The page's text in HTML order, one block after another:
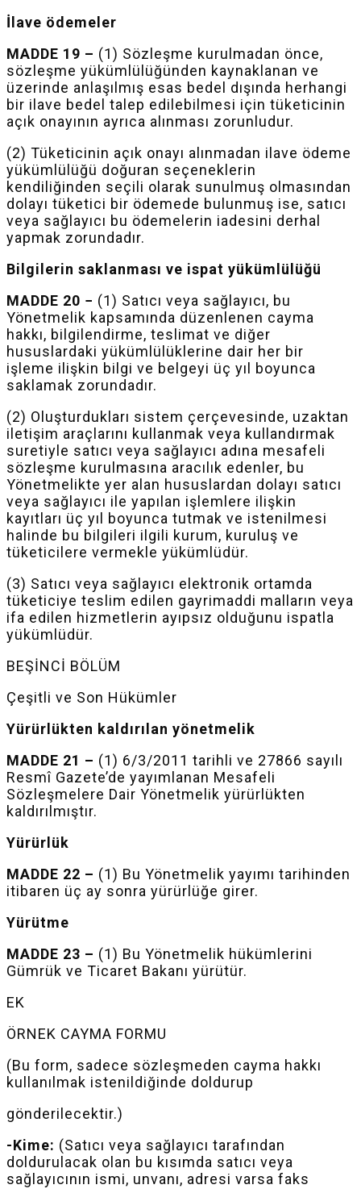
İlave ödemeler
MADDE 19 – (1) Sözleşme kurulmadan önce,
sözleşme yükümlülüğünden kaynaklanan ve
üzerinde anlaşılmış esas bedel dışında herhangi
bir ilave bedel talep edilebilmesi için tüketicinin
açık onayının ayrıca alınması zorunludur.
(2) Tüketicinin açık onayı alınmadan ilave ödeme
yükümlülüğü doğuran seçeneklerin
kendiliğinden seçili olarak sunulmuş olmasından
dolayı tüketici bir ödemede bulunmuş ise, satıcı
veya sağlayıcı bu ödemelerin iadesini derhal
yapmak zorundadır.
Bilgilerin saklanması ve ispat yükümlülüğü
MADDE 20 − (1) Satıcı veya sağlayıcı, bu
Yönetmelik kapsamında düzenlenen cayma
hakkı, bilgilendirme, teslimat ve diğer
hususlardaki yükümlülüklerine dair her bir
işleme ilişkin bilgi ve belgeyi üç yıl boyunca
saklamak zorundadır.
(2) Oluşturdukları sistem çerçevesinde, uzaktan
iletişim araçlarını kullanmak veya kullandırmak
suretiyle satıcı veya sağlayıcı adına mesafeli
sözleşme kurulmasına aracılık edenler, bu
Yönetmelikte yer alan hususlardan dolayı satıcı
veya sağlayıcı ile yapılan işlemlere ilişkin
kayıtları üç yıl boyunca tutmak ve istenilmesi
halinde bu bilgileri ilgili kurum, kuruluş ve
tüketicilere vermekle yükümlüdür.
(3) Satıcı veya sağlayıcı elektronik ortamda
tüketiciye teslim edilen gayrimaddi malların veya
ifa edilen hizmetlerin ayıpsız olduğunu ispatla
yükümlüdür.
BEŞİNCİ BÖLÜM
Çeşitli ve Son Hükümler
Yürürlükten kaldırılan yönetmelik
MADDE 21 – (1) 6/3/2011 tarihli ve 27866 sayılı
Resmî Gazete’de yayımlanan Mesafeli
Sözleşmelere Dair Yönetmelik yürürlükten
kaldırılmıştır.
Yürürlük
MADDE 22 – (1) Bu Yönetmelik yayımı tarihinden
itibaren üç ay sonra yürürlüğe girer.
Yürütme
MADDE 23 – (1) Bu Yönetmelik hükümlerini
Gümrük ve Ticaret Bakanı yürütür.
EK
ÖRNEK CAYMA FORMU
(Bu form, sadece sözleşmeden cayma hakkı
kullanılmak istenildiğinde doldurup
gönderilecektir.)
-Kime: (Satıcı veya sağlayıcı tarafından
doldurulacak olan bu kısımda satıcı veya
sağlayıcının ismi, unvanı, adresi varsa faks